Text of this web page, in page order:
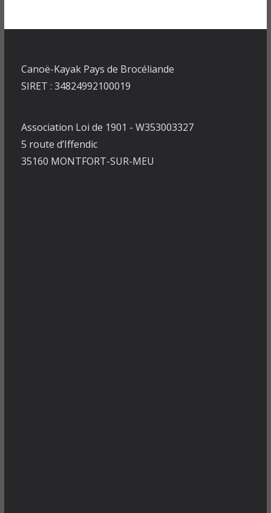
Canoë-Kayak Pays de Brocéliande
SIRET : 34824992100019
Association Loi de 1901 - W353003327
5 route d’Iffendic
35160 MONTFORT-SUR-MEU